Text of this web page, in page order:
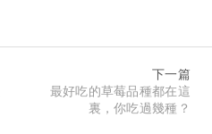
下一篇
最好吃的草莓品種都在這
裏，你吃過幾種？